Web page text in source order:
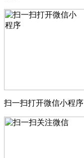
扫一扫打开微信小程序